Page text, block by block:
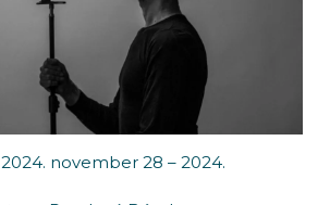
november 28 – 2024.